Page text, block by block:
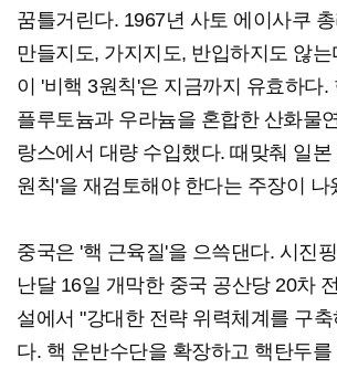
꿈틀거린다. 1967년 사토 에이사쿠
만들지도, 가지지도, 반입하지도 않
이 '비핵 3원칙'은 지금까지 유효하다.
플루토늄과 우라늄을 혼합한 산화물
랑스에서 대량 수입했다. 때맞춰 일
원칙'을 재검토해야 한다는 주장이 나
중국은 '핵 근육질'을 으쓱댄다. 시진
난달 16일 개막한 중국 공산당 20차
설에서 "강대한 전략 위력체계를 구
다. 핵 운반수단을 확장하고 핵탄두